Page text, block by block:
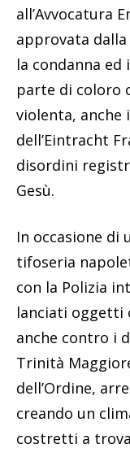
all’Avvocatura
approvata
la condanna
parte di coloro
violenta,
dell’Eintracht
disordini
Gesù.
In occasione di
tifoseria
con la Polizia
lanciati oggetti
anche contro i
Trinità
dell’Ordine,
creando un
costretti a